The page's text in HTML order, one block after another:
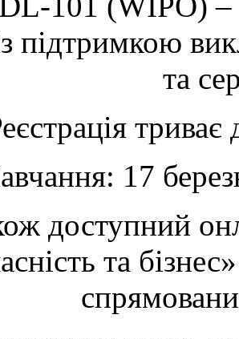
підтримкою
та
17
доступний
та